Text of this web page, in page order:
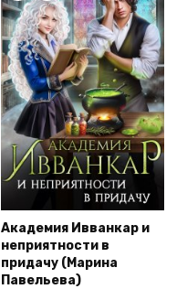
Академия Ивванкар и
неприятности в
придачу (Марина
Павельева)